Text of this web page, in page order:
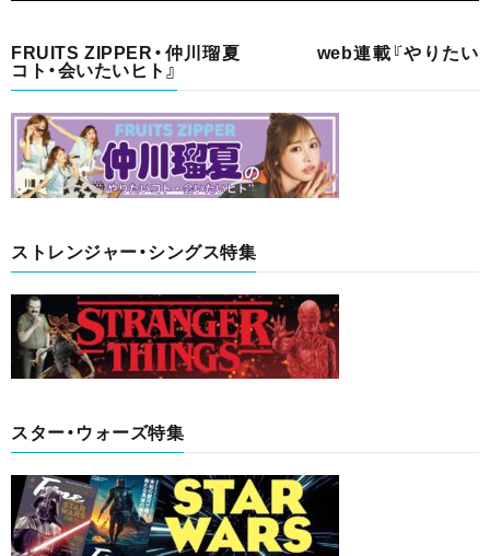
FRUITS ZIPPER・仲川瑠夏 web連載『やりたい
コト・会いたいヒト』
ストレンジャー・シングス特集
スター・ウォーズ特集